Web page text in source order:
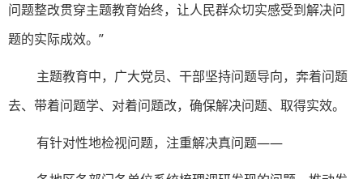
问题整改贯穿主题教育始终，让人民群众切实感受到解决问
题的实际成效。”
主题教育中，广大党员、干部坚持问题导向，奔着问题
去、带着问题学、对着问题改，确保解决问题、取得实效。
有针对性地检视问题，注重解决真问题——